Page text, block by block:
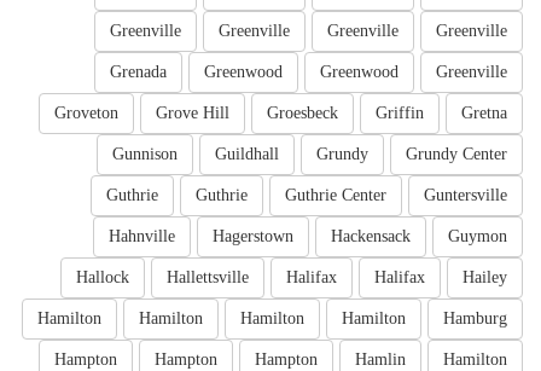
Greenville
Greenville
Greenville
Greenville
Greenville
Greenwood
Greenwood
Grenada
Gretna
Griffin
Groesbeck
Grove Hill
Groveton
Grundy Center
Grundy
Guildhall
Gunnison
Guntersville
Guthrie Center
Guthrie
Guthrie
Guymon
Hackensack
Hagerstown
Hahnville
Hailey
Halifax
Halifax
Hallettsville
Hallock
Hamburg
Hamilton
Hamilton
Hamilton
Hamilton
Hamilton
Hamlin
Hampton
Hampton
Hampton